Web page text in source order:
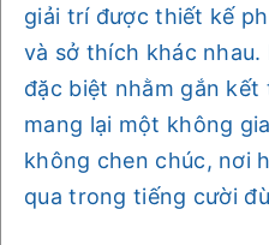
giải trí được thiết kế
và sở thích khác
đặc biệt nhằm gắn kết
mang lại một không
không chen chúc, nơi
qua trong tiếng cười